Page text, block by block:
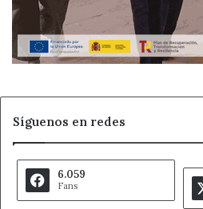
Síguenos en redes
6.059
Fans